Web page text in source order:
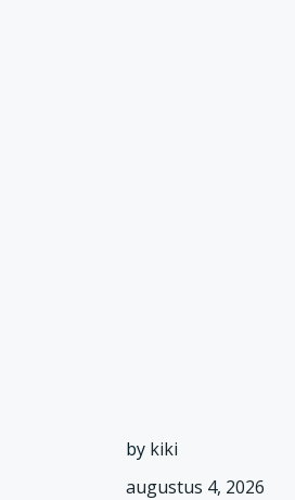
by kiki
augustus 4, 2026